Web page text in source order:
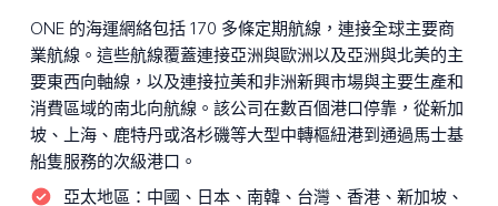
ONE 的海運網絡包括 170 多條定期航線，連接全球主要商
業航線。這些航線覆蓋連接亞洲與歐洲以及亞洲與北美的主
要東西向軸線，以及連接拉美和非洲新興市場與主要生產和
消費區域的南北向航線。該公司在數百個港口停靠，從新加
坡、上海、鹿特丹或洛杉磯等大型中轉樞紐港到通過馬士基
船隻服務的次級港口。
亞太地區： 中國、日本、南韓、台灣、香港、新加坡、